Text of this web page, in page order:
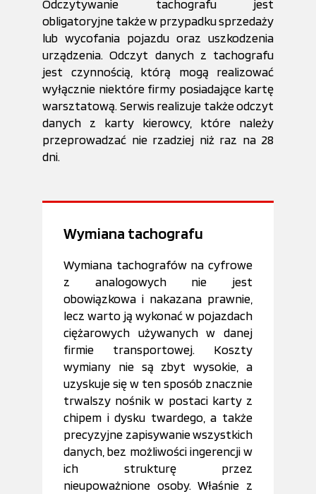
Odczytywanie tachografu jest
obligatoryjne także w przypadku sprzedaży
lub wycofania pojazdu oraz uszkodzenia
urządzenia. Odczyt danych z tachografu
jest czynnością, którą mogą realizować
wyłącznie niektóre firmy posiadające kartę
warsztatową. Serwis realizuje także odczyt
danych z karty kierowcy, które należy
przeprowadzać nie rzadziej niż raz na 28
dni.
Wymiana tachografu
Wymiana tachografów na cyfrowe
z analogowych nie jest
obowiązkowa i nakazana prawnie,
lecz warto ją wykonać w pojazdach
ciężarowych używanych w danej
firmie transportowej. Koszty
wymiany nie są zbyt wysokie, a
uzyskuje się w ten sposób znacznie
trwalszy nośnik w postaci karty z
chipem i dysku twardego, a także
precyzyjne zapisywanie wszystkich
danych, bez możliwości ingerencji w
ich strukturę przez
nieupoważnione osoby. Właśnie z